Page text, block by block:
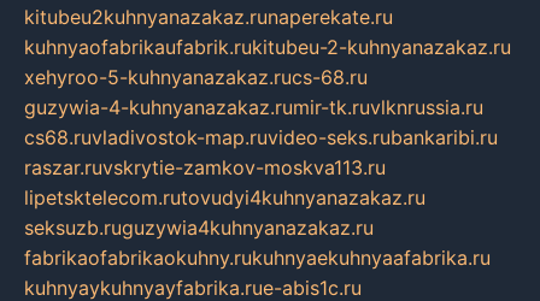
kitubeu2kuhnyanazakaz.runaperekate.ru
kuhnyaofabrikaufabrik.rukitubeu-2-kuhnyanazakaz.ru
xehyroo-5-kuhnyanazakaz.rucs-68.ru
guzywia-4-kuhnyanazakaz.rumir-tk.ruvlknrussia.ru
cs68.ruvladivostok-map.ruvideo-seks.rubankaribi.ru
raszar.ruvskrytie-zamkov-moskva113.ru
lipetsktelecom.rutovudyi4kuhnyanazakaz.ru
seksuzb.ruguzywia4kuhnyanazakaz.ru
fabrikaofabrikaokuhny.rukuhnyaekuhnyaafabrika.ru
kuhnyaykuhnyayfabrika.rue-abis1c.ru